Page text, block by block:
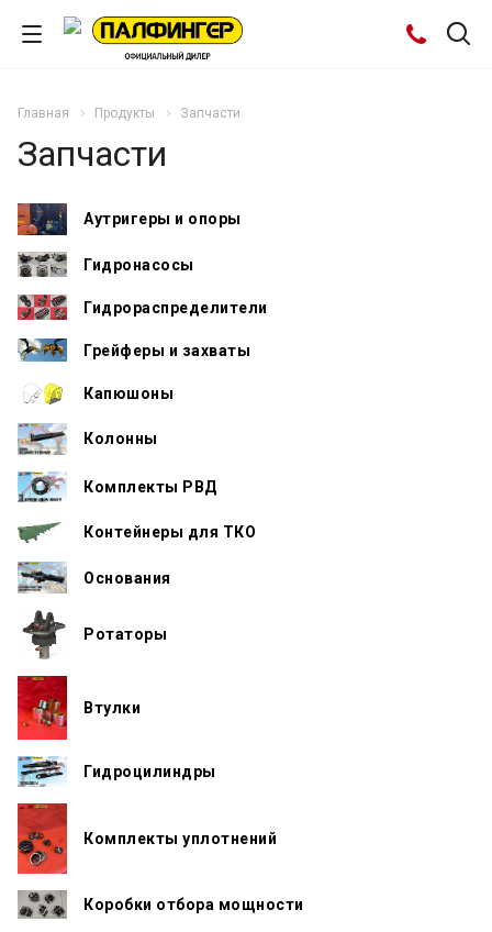
Главная Продукты Запчасти
Запчасти
Аутригеры и опоры
Гидронасосы
Гидрораспределители
Грейферы и захваты
Капюшоны
Колонны
Комплекты РВД
Контейнеры для ТКО
Основания
Ротаторы
Втулки
Гидроцилиндры
Комплекты уплотнений
Коробки отбора мощности